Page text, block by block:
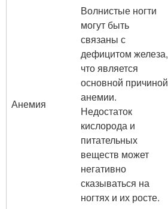
Анемия
Волнистые ногти
могут быть
связаны с
дефицитом железа,
что является
основной причиной
анемии.
Недостаток
кислорода и
питательных
веществ может
негативно
сказываться на
ногтях и их росте.